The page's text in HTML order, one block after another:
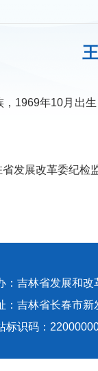
，1969年10月出
发展改革委纪检
：吉林省发展和
：吉林省长春市
标识码：